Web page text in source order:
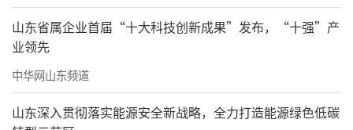
置身于充满生机与奇幻的海洋世界
穿楼于南北极风光之间
山东省属企业首届“十大科技创新成果”发布，“十强”产
业领先
中华网山东频道
山东深入贯彻落实能源安全新战略，全力打造能源绿色低碳